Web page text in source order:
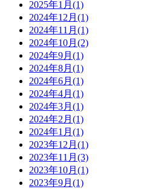
2025年1月(1)
2024年12月(1)
2024年11月(1)
2024年10月(2)
2024年9月(1)
2024年8月(1)
2024年6月(1)
2024年4月(1)
2024年3月(1)
2024年2月(1)
2024年1月(1)
2023年12月(1)
2023年11月(3)
2023年10月(1)
2023年9月(1)